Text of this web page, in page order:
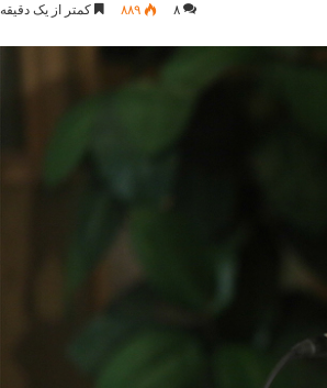
۸ ۸۸۹ کمتر از یک دقیقه